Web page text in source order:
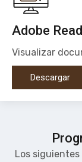
Adobe
Visualizar
Descargar
Los siguientes